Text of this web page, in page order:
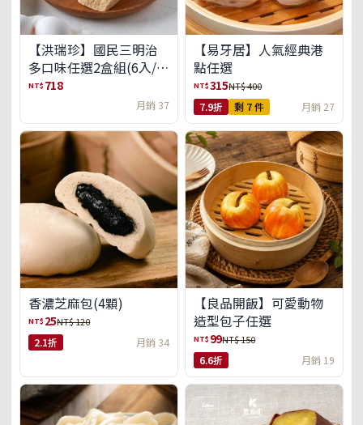
【洪瑞珍】國民三明治
多口味任選2盒組(6入/
盒)(免運)
NT$ 718
月銷 37
【易牙居】人氣經典港
點任選
NT$315NT$ 400
7.9折 剩 7 件 月銷 27
香濃芝麻包(4顆)
NT$ 25NT$ 120
2.1折 月銷 34
【良品開飯】可愛動物
造型包子任選
NT$ 99NT$ 150
6.6折 月銷 19